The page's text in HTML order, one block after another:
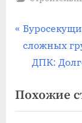
по
П
р
ы
д
сложных
С
е
д
ДПК:
Похожие